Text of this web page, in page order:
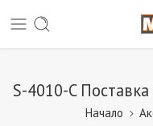
S-4010-C
Начало